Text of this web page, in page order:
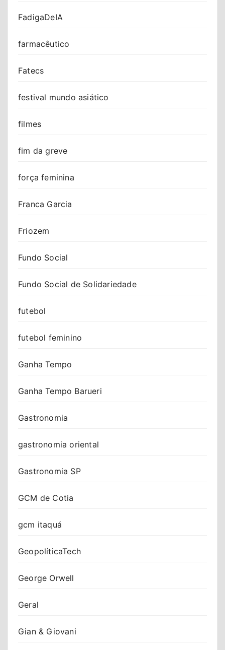
FadigaDeIA
farmacêutico
Fatecs
festival mundo asiático
filmes
fim da greve
força feminina
Franca Garcia
Friozem
Fundo Social
Fundo Social de Solidariedade
futebol
futebol feminino
Ganha Tempo
Ganha Tempo Barueri
Gastronomia
gastronomia oriental
Gastronomia SP
GCM de Cotia
gcm itaquá
GeopolíticaTech
George Orwell
Geral
Gian & Giovani